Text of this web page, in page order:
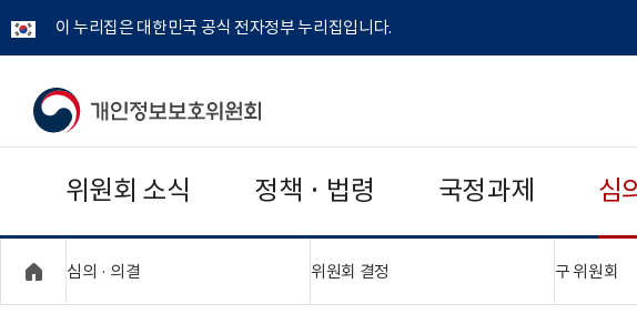
이 누리집은 대한민국 공식 전자정부 누리집입니다.
개
보
보
위원회 소식 정책 · 법령 국정과제 심
심의 · 의결 위원회 결정 구 위원회